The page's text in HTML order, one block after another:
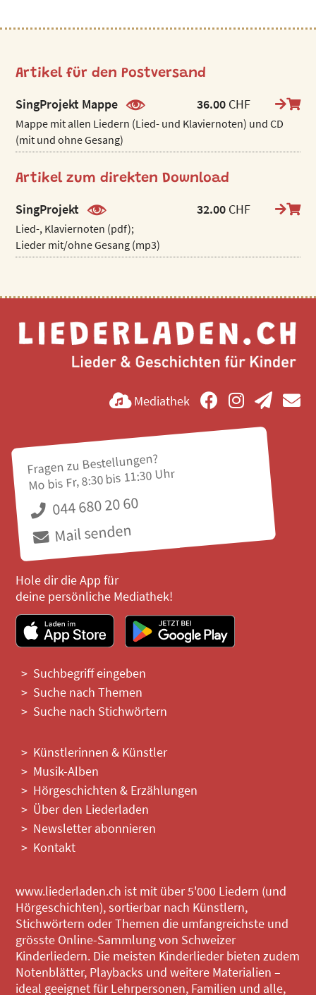
Artikel für den Postversand
SingProjekt Mappe 36.00 CHF
Mappe mit allen Liedern (Lied- und Klaviernoten) und CD
(mit und ohne Gesang)
Artikel zum direkten Download
SingProjekt 32.00 CHF
Lied-, Klaviernoten (pdf);
Lieder mit/ohne Gesang (mp3)
Mediathek
Fragen zu Bestellungen?
Mo bis Fr, 8:30 bis 11:30 Uhr
044 680 20 60
Mail senden
Hole dir die App für
deine persönliche Mediathek!
Suchbegriff eingeben
Suche nach Themen
Suche nach Stichwörtern
Künstlerinnen & Künstler
Musik-Alben
Hörgeschichten & Erzählungen
Über den Liederladen
Newsletter abonnieren
Kontakt
www.liederladen.ch ist mit über 5'000 Liedern (und
Hörgeschichten), sortierbar nach Künstlern,
Stichwörtern oder Themen die umfangreichste und
grösste Online-Sammlung von Schweizer
Kinderliedern. Die meisten Kinderlieder bieten zudem
Notenblätter, Playbacks und weitere Materialien –
ideal geeignet für Lehrpersonen, Familien und alle,